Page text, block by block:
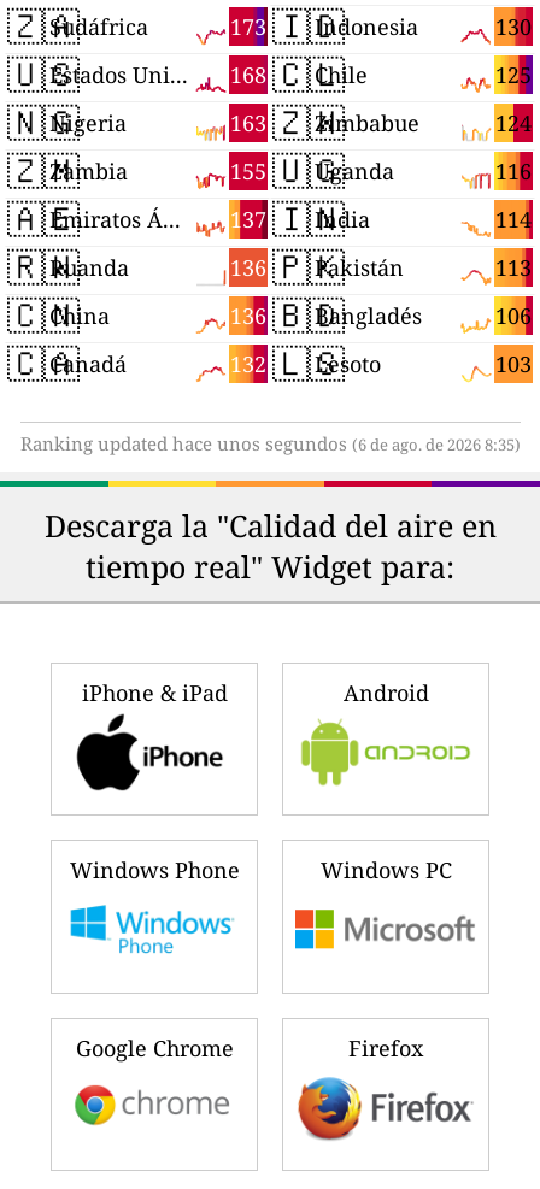
🇿🇦 173
Sudáfrica
🇺🇸 168
Estados Unidos
🇳🇬 163
Nigeria
🇿🇲 155
Zambia
🇦🇪 137
Emiratos Árabes Unidos
🇷🇼 136
Ruanda
🇨🇳 136
China
🇨🇦 132
Canadá
🇮🇩 130
Indonesia
🇨🇱 125
Chile
🇿🇼 124
Zimbabue
🇺🇬 116
Uganda
🇮🇳 114
India
🇵🇰 113
Pakistán
🇧🇩 106
Bangladés
🇱🇸 103
Lesoto
Ranking updated hace unos segundos (6 de ago. de 2026 8:35)
Descarga la "Calidad del aire en
tiempo real" Widget para:
iPhone & iPad Android
Windows Phone Windows PC
Google Chrome Firefox